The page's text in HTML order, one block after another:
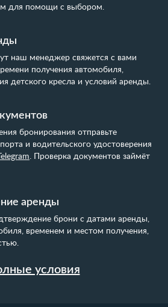
для помощи с выбором.
наш менеджер свяжется с вами
получения автомобиля,
детского кресла и условий аренды.
бронирования отправьте
и водительского удостоверения
Telegram. Проверка документов займёт
аренды
брони с датами аренды,
временем и местом получения,
условия